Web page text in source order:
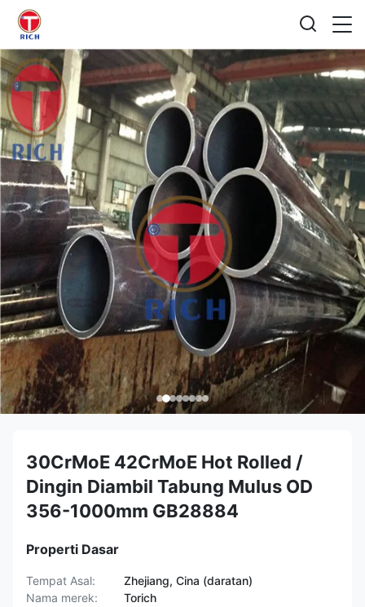
30CrMoE 42CrMoE Hot Rolled /
Dingin Diambil Tabung Mulus OD
356-1000mm GB28884
Properti Dasar
Tempat Asal:
Zhejiang, Cina (daratan)
Nama merek:
Torich